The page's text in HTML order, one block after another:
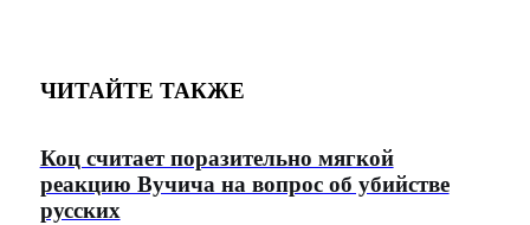
ЧИТАЙТЕ ТАКЖЕ
Коц считает поразительно мягкой
реакцию Вучича на вопрос об убийстве
русских